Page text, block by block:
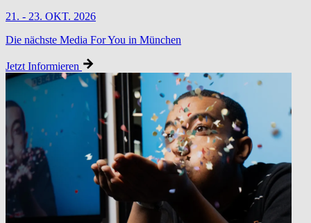
21. - 23. OKT. 2026
Die nächste Media For You in München
Jetzt Informieren